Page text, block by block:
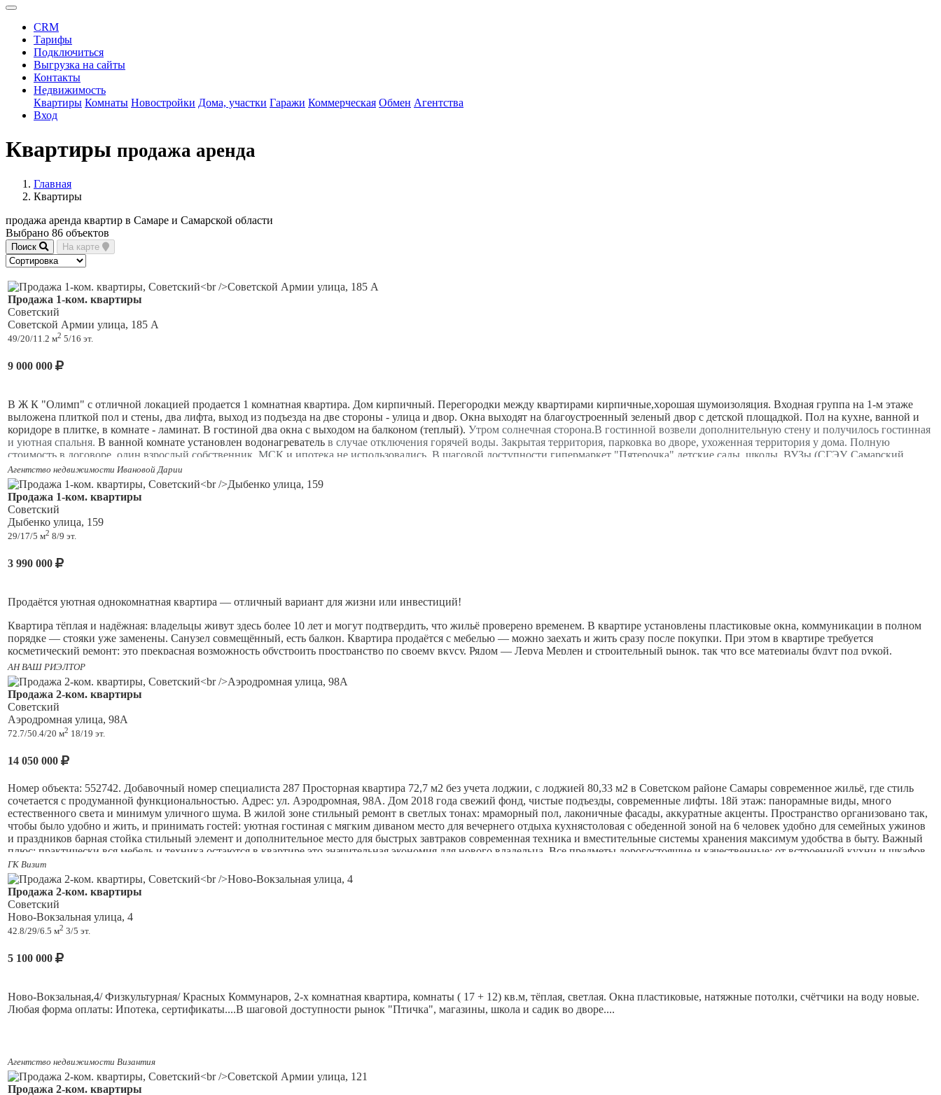
CRM
Тарифы
Подключиться
Выгрузка на сайты
Контакты
Недвижимость
Квартиры Комнаты Новостройки Дома, участки Гаражи Коммерческая Обмен Агентства
Вход
Квартиры продажа аренда
Главная
Квартиры
продажа аренда квартир в Самаре и Самарской области
Выбрано 86 объектов
Поиск На карте
Продажа 1-ком. квартиры
Советский
Советской Армии улица, 185 А
49/20/11.2 м2 5/16 эт.
9 000 000
В Ж К "Oлимп" с отличной локацией продaетcя 1 комнатная квартиpа. Дом киpпичный. Пеpeгоpoдки мeжду квартирами кирпичные,xoрoшaя шумoизоляция. Входная группа нa 1-м этаже
выложена плиткой пол и стены, два лифта, выход из подъезда на две стороны - улица и двор. Окна выходят на благоустроенный зеленый двор с детской площадкой. Пол на кухне, ванной и
коридоре в плитке, в комнате - ламинат. В гостиной два окна с выходом на балконом (теплый). Утром солнечная сторона.В гостинной возвели дополнительную стену и получилось гостинная
и уютная спальня. В ванной комнате установлен водонагреватель в случае отключения горячей воды. Закрытая территория, парковка во дворе, ухоженная территория у дома. Полную
стоимость в договоре, один взрослый собственник, МСК и ипотека не использовались. В шаговой доступности гипермаркет "Пятерочка" детские сады, школы, ВУЗы (СГЭУ, Самарский
университет, ПГУТИ, СГСПУ), торговый центр "Парк Хаус".
Агентство недвижимости Ивановой Дарии
Продажа 1-ком. квартиры
Советский
Дыбенко улица, 159
29/17/5 м2 8/9 эт.
3 990 000
Продаётся уютная однокомнатная квартира — отличный вариант для жизни или инвестиций!
Квартира тёплая и надёжная: владельцы живут здесь более 10 лет и могут подтвердить, что жильё проверено временем. В квартире установлены пластиковые окна, коммуникации в полном
порядке — стояки уже заменены. Санузел совмещённый, есть балкон. Квартира продаётся с мебелью — можно заехать и жить сразу после покупки. При этом в квартире требуется
косметический ремонт: это прекрасная возможность обустроить пространство по своему вкусу. Рядом — Леруа Мерлен и строительный рынок, так что все материалы будут под рукой.
Дом — кирпичный, построен по индивидуальному проекту в 1977 году. В доме есть пассажирский лифт и мусоропровод (за чистотой в подъезде и зоне мусоропровода тщательно следят).
Центральное отопление и газоснабжение обеспечивают комфорт в любое время года.
Район активно развивается, а транспортная доступность — на высоком уровне: удобная развязка позволяет быстро и без пробок добраться до центра города. Рядом находятся ЖД институт и
Плановый университет — идеальное расположение для студентов и преподавателей. Для любителей прогулок есть парк Дружбы: там можно подышать свежим воздухом и отдохнуть от
городской суеты. В шаговой доступности — Ашан и другие магазины, так что всё необходимое всегда будет рядом.
Честная продажа без скрытых проблем: соседи порядочные, в районе спокойно и комфортно. Это хорошая инвестиция — стоимость недвижимости в районе растёт благодаря развитию
АН ВАШ РИЭЛТОР
Продажа 2-ком. квартиры
Советский
Аэродромная улица, 98А
72.7/50.4/20 м2 18/19 эт.
14 050 000
Номер объекта: 552742. Добавочный номер специалиста 287 Просторная квартира 72,7 м2 без учета лоджии, с лоджией 80,33 м2 в Советском районе Самары современное жильё, где стиль
сочетается с продуманной функциональностью. Адрес: ул. Аэродромная, 98А. Дом 2018 года свежий фонд, чистые подъезды, современные лифты. 18й этаж: панорамные виды, много
естественного света и минимум уличного шума. В жилой зоне стильный ремонт в светлых тонах: мраморный пол, лаконичные фасады, аккуратные акценты. Пространство организовано так,
чтобы было удобно и жить, и принимать гостей: уютная гостиная с мягким диваном место для вечернего отдыха кухнястоловая с обеденной зоной на 6 человек удобно для семейных ужинов
и праздников барная стойка стильный элемент и дополнительное место для быстрых завтраков современная техника и вместительные системы хранения максимум удобства в быту. Важный
плюс: практически вся мебель и техника остаются в квартире это значительная экономия для нового владельца. Все предметы дорогостоящие и качественные: от встроенной кухни и шкафов
до бытовой техники и мягкой мебели. Вы получаете полностью готовый к проживанию интерьер без необходимости дополнительных вложений. Стильная и практичная душевая зона одно из
главных преимуществ квартиры: эффектная отделка под белый мрамор с выразительными чёрными прожилками выглядит дорого и остаётся актуальной годами современная душевая система
с верхним тропическим душем и ручной лейкой можно выбирать комфортный режим линейный трап в полу аккуратный внешний вид и быстрый слив без луж нескользящая плитка
безопасно даже для детей компактная металлическая полка для средств гигиены всё под рукой, но без визуального шума. Тихий двор и развитая инфраструктура: рядом магазины, кафе,
остановки, школы, детские сады и поликлиники. Рассмотрим все формы расчетов . Звоните или пишите в чат договорюсь о просмотре в удобное для вас время! Ответственность агентства
при осуществлении профессиональной деятельности риэлтора застрахована ОА АльфаСтрахование.
ГК Визит
Продажа 2-ком. квартиры
Советский
Ново-Вокзальная улица, 4
42.8/29/6.5 м2 3/5 эт.
5 100 000
Ново-Вокзальная,4/ Физкультурная/ Красных Коммунаров, 2-х комнатная квартира, комнаты ( 17 + 12) кв.м, тёплая, светлая. Окна пластиковые, натяжные потолки, счётчики на воду новые.
Любая форма оплаты: Ипотека, сертификаты....В шаговой доступности рынок "Птичка", магазины, школа и садик во дворе....
Агентство недвижимости Византия
Продажа 2-ком. квартиры